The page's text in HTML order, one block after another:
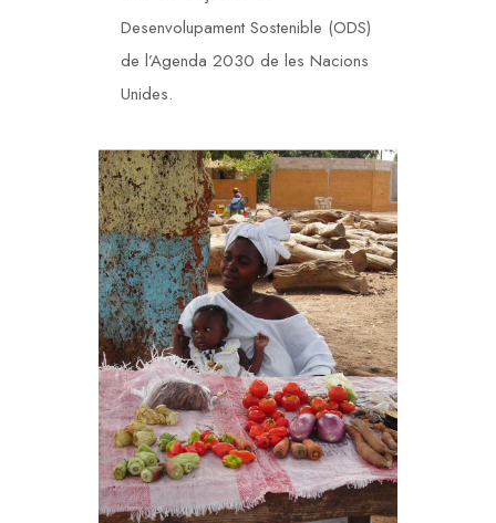
Desenvolupament Sostenible (ODS)
de l’Agenda 2030 de les Nacions
Unides.